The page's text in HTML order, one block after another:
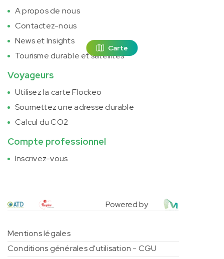
Carte
A propos de nous
Contactez-nous
News et Insights
Tourisme durable et satellites
Voyageurs
Utilisez la carte Flockeo
Soumettez une adresse durable
Calcul du CO2
Compte professionnel
Inscrivez-vous
Powered by
Mentions légales
Conditions générales d'utilisation - CGU